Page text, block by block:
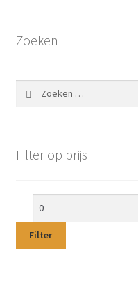
Zoeken
Filter op prijs
Min.
Filter